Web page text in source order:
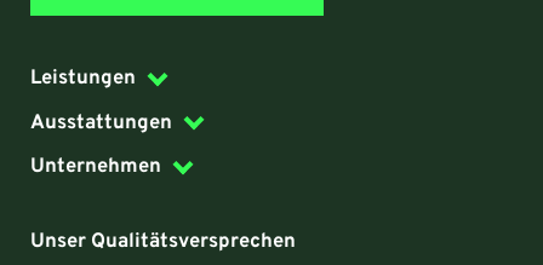
Leistungen
Ausstattungen
Unternehmen
Unser Qualitätsversprechen